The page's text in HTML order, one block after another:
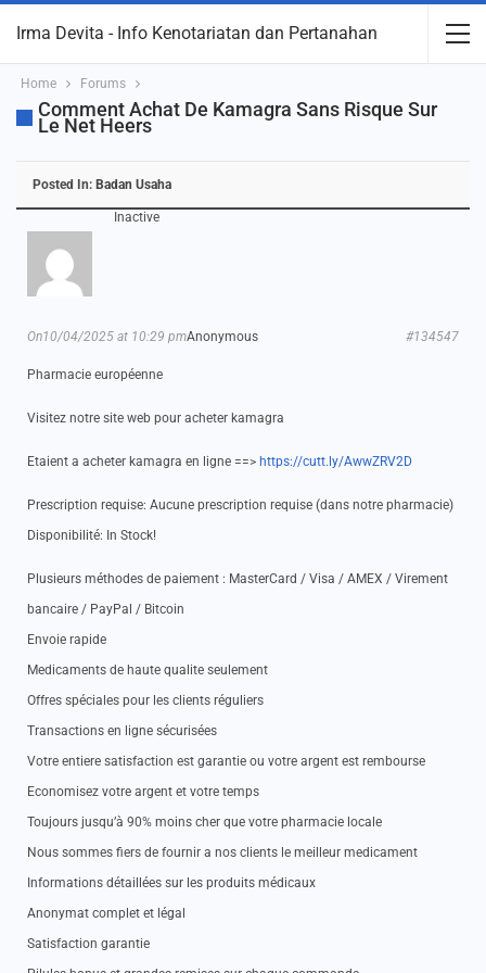
Irma Devita - Info Kenotariatan dan Pertanahan
Home Forums
Comment Achat De Kamagra Sans Risque Sur
Le Net Heers
Posted In: Badan Usaha
Inactive
Anonymous
On10/04/2025 at 10:29 pm #134547
Pharmacie européenne
Visitez notre site web pour acheter kamagra
Etaient a acheter kamagra en ligne ==> https://cutt.ly/AwwZRV2D
Prescription requise: Aucune prescription requise (dans notre pharmacie)
Disponibilité: In Stock!
Plusieurs méthodes de paiement : MasterCard / Visa / AMEX / Virement
bancaire / PayPal / Bitcoin
Envoie rapide
Medicaments de haute qualite seulement
Offres spéciales pour les clients réguliers
Transactions en ligne sécurisées
Votre entiere satisfaction est garantie ou votre argent est rembourse
Economisez votre argent et votre temps
Toujours jusqu’à 90% moins cher que votre pharmacie locale
Nous sommes fiers de fournir a nos clients le meilleur medicament
Informations détaillées sur les produits médicaux
Anonymat complet et légal
Satisfaction garantie